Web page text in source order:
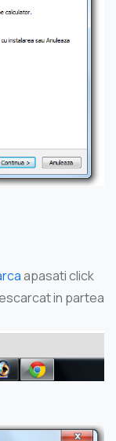
apasati click
in partea